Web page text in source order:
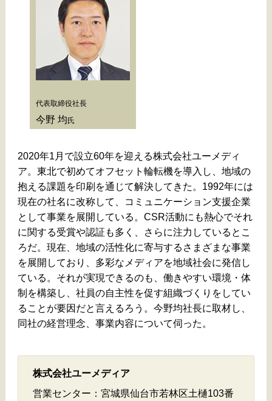
代表取締役社長
今野 均 氏
2020年1月で設立60年を迎える株式会社ユーメディ
ア。東北で初めてオフセット輪転機を導入し、地域の
抱える課題を印刷を通じて解決してきた。1992年には
現在の社名に改称して、コミュニケーション支援企業
として事業を展開している。CSR活動にも熱心でそれ
に関する受賞や認証も多く、さらに注力しているとこ
ろだ。現在、地域の活性化に寄与するさまざまな事業
を展開しており、多彩なメディアを地域社会に発信し
ている。それが実現できるのも、働きやすい環境・体
制を構築し、社員の自主性を促す組織づくりをしてい
ることが要因だと言えるろう。今野均社長に取材し、
同社の経営理念、事業内容について伺った。
株式会社ユーメディア
営業センター：宮城県仙台市若林区土樋103番